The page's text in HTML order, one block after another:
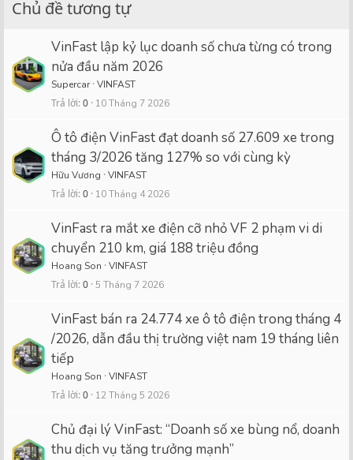
Chủ đề tương tự
VinFast lập kỷ lục doanh số chưa từng có trong
nửa đầu năm 2026
Supercar VINFAST
Trả lời 0 10 Tháng 7 2026
Ô tô điện VinFast đạt doanh số 27.609 xe trong
tháng 3/2026 tăng 127% so với cùng kỳ
Hữu Vương VINFAST
Trả lời 0 10 Tháng 4 2026
VinFast ra mắt xe điện cỡ nhỏ VF 2 phạm vi di
chuyển 210 km, giá 188 triệu đồng
Hoang Son VINFAST
Trả lời 0 5 Tháng 7 2026
VinFast bán ra 24.774 xe ô tô điện trong tháng 4
/2026, dẫn đầu thị trường việt nam 19 tháng liên
tiếp
Hoang Son VINFAST
Trả lời 0 12 Tháng 5 2026
Chủ đại lý VinFast: “Doanh số xe bùng nổ, doanh
thu dịch vụ tăng trưởng mạnh”